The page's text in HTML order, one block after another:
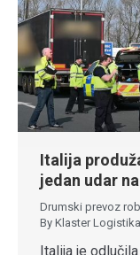
Italija
jedan udar
Drumski prevoz
By Klaster Logistika
Italija je